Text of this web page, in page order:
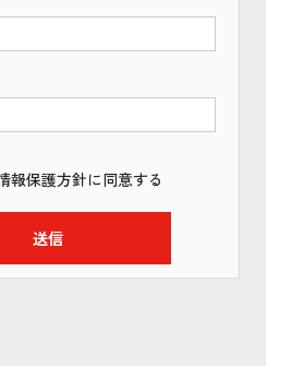
報保護方針に同意する